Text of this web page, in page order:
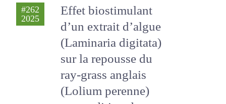
original)
Effet biostimulant
d’un extrait d’algue
(Laminaria digitata)
sur la repousse du